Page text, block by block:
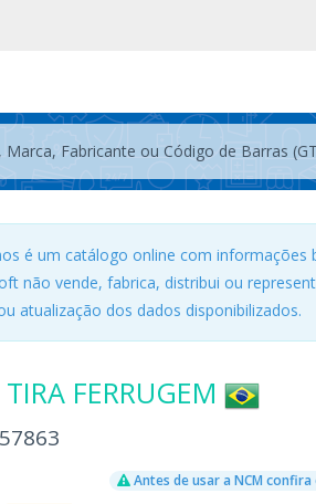
é um catálogo online com informações
não vende, fabrica, distribui ou
atualização dos dados disponibilizados.
FERRUGEM
Antes de usar a NCM